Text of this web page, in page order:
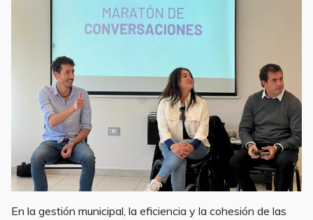
o
k
s
A
p
e
En la gestión municipal, la eficiencia y la cohesión de las